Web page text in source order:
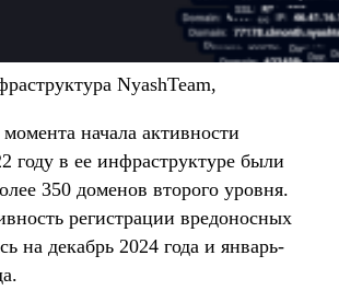
NyashTeam,
начала активности
году в ее инфраструктуре были
350 доменов второго уровня.
регистрации вредоносных
на декабрь 2024 года и январь-